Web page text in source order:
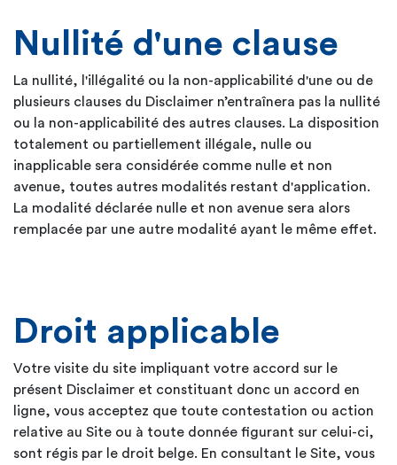
Nullité d'une clause
La nullité, l'illégalité ou la non-applicabilité d'une ou de
plusieurs clauses du Disclaimer n’entraînera pas la nullité
ou la non-applicabilité des autres clauses. La disposition
totalement ou partiellement illégale, nulle ou
inapplicable sera considérée comme nulle et non
avenue, toutes autres modalités restant d'application.
La modalité déclarée nulle et non avenue sera alors
remplacée par une autre modalité ayant le même effet.
Droit applicable
Votre visite du site impliquant votre accord sur le
présent Disclaimer et constituant donc un accord en
ligne, vous acceptez que toute contestation ou action
relative au Site ou à toute donnée figurant sur celui-ci,
sont régis par le droit belge. En consultant le Site, vous